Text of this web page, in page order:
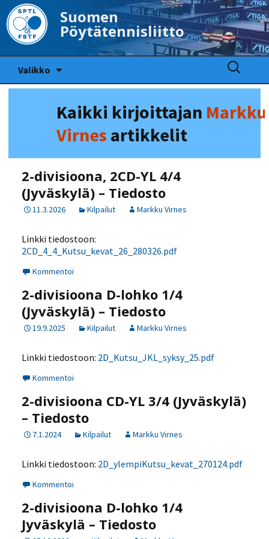
Suomen
Pöytätennisliitto
Valikko
Haku:
Kaikki kirjoittajan Markku
Virnes artikkelit
2-divisioona, 2CD-YL 4/4
(Jyväskylä) – Tiedosto
11.3.2026 Kilpailut Markku Virnes
Linkki tiedostoon:
2CD_4_4_Kutsu_kevat_26_280326.pdf
Kommentoi
2-divisioona D-lohko 1/4
(Jyväskylä) – Tiedosto
19.9.2025 Kilpailut Markku Virnes
Linkki tiedostoon: 2D_Kutsu_JKL_syksy_25.pdf
Kommentoi
2-divisioona CD-YL 3/4 (Jyväskylä)
– Tiedosto
7.1.2024 Kilpailut Markku Virnes
Linkki tiedostoon: 2D_ylempiKutsu_kevat_270124.pdf
Kommentoi
2-divisioona D-lohko 1/4
Jyväskylä – Tiedosto